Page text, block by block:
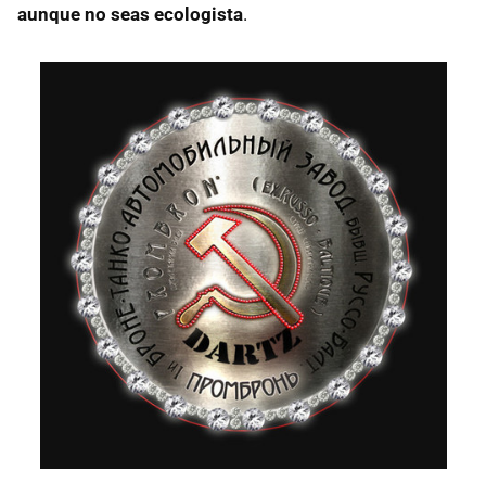
aunque no seas ecologista.